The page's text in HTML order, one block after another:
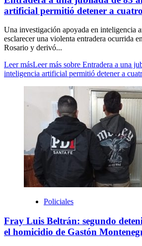
artificial permitió detener a cuatro
Una investigación apoyada en inteligencia
esclarecer una violenta entradera ocurrida
Rosario y derivó...
Leer másLeer más sobre Entradera a una
inteligencia artificial permitió detener a
Policiales
Fray Luis Beltrán: segundo
el homicidio de Gastón